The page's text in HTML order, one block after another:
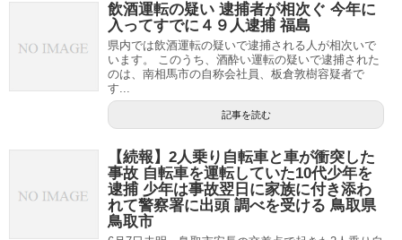
飲酒運転の疑い 逮捕者が相次ぐ 今年に
入ってすでに４９人逮捕 福島
県内では飲酒運転の疑いで逮捕される人が相次いで
います。 このうち、酒酔い運転の疑いで逮捕された
のは、南相馬市の自称会社員、板倉敦樹容疑者で
す...
記事を読む
【続報】2人乗り自転車と車が衝突した
事故 自転車を運転していた10代少年を
逮捕 少年は事故翌日に家族に付き添わ
れて警察署に出頭 調べを受ける 鳥取県
鳥取市